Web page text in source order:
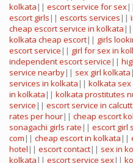
kolkata || escort service for sex||
escort girls || escorts services ||
cheap escort service in kolkata ||
kolkata cheap escort|| girls
escort service || girl for sex in
independent escort service ||
service nearby|| sex girl kolkata
services in kolkata || kolkata sex
in kolkata || kolkata prostitutes
service || escort service in
rates per hour|| cheap escort
sonagachi girls rate || escort girl
com || cheap escort in kolkata ||
hotel || escort contact|| sex in
kolkata || escort service sex||